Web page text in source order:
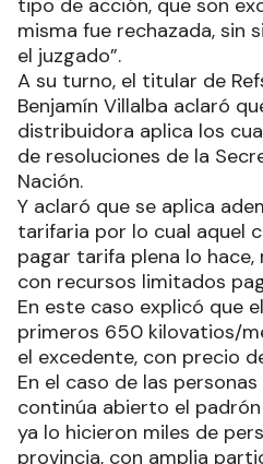
tipo de acción, que son
misma fue rechazada, sin
el juzgado”.
A su turno, el titular de
Benjamín Villalba aclaró
distribuidora aplica los
de resoluciones de la
Nación.
Y aclaró que se aplica
tarifaria por lo cual aquel
pagar tarifa plena lo
con recursos limitados
En este caso explicó que
primeros 650 kilovatios/
el excedente, con precio
En el caso de las
continúa abierto el
ya lo hicieron miles de
provincia, con amplia